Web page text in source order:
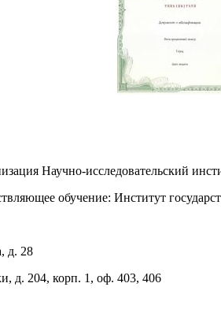
Научно-исследовательский
обучение: Институт
д. 28
д. 204, корп. 1, оф. 403, 406